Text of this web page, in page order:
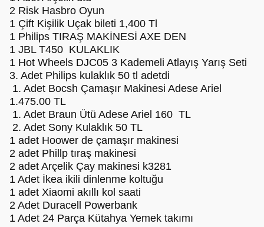
2 Risk Hasbro Oyun
1 Çift Kişilik Uçak bileti 1,400 Tl
1 Philips TIRAŞ MAKİNESİ AXE DEN
1 JBL T450 KULAKLIK
1 Hot Wheels DJC05 3 Kademeli Atlayış Yarış Seti
3. Adet Philips kulaklık 50 tl adetdi
1. Adet Bocsh Çamaşır Makinesi Adese Ariel
1.475.00 TL
1. Adet Braun Ütü Adese Ariel 160 TL
2. Adet Sony Kulaklık 50 TL
1 adet Hoower de çamaşır makinesi
2 adet Phillp tıraş makinesi
2 adet Arçelik Çay makinesi k3281
1 Adet İkea ikili dinlenme koltuğu
1 adet Xiaomi akıllı kol saati
2 Adet Duracell Powerbank
1 Adet 24 Parça Kütahya Yemek takımı